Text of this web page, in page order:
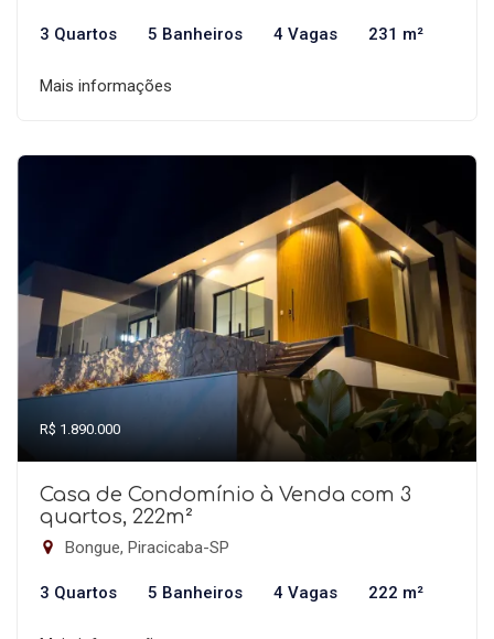
3 Quartos 5 Banheiros 4 Vagas 231 m²
Mais informações
R$ 1.890.000
Casa de Condomínio à Venda com 3
quartos, 222m²
Bongue, Piracicaba-SP
3 Quartos 5 Banheiros 4 Vagas 222 m²